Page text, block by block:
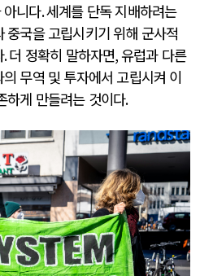
아니다.세계를 단독 지배하려는
중국을 고립시키기 위해 군사적
.더 정확히 말하자면,유럽과 다른
무역 및 투자에서 고립시켜 이
하게 만들려는 것이다.